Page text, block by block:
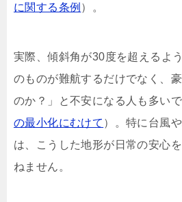
に関する条例 ）。
実際、傾斜角が30度を超えるよ
のものが難航するだけでなく、
のか？」と不安になる人も多いで
の最小化にむけて ）。特に台風
は、こうした地形が日常の安心
ねません。